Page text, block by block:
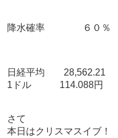
降水確率 ６０％
日経平均 28,562.21
1ドル 114.088円
さて
本日はクリスマスイブ！